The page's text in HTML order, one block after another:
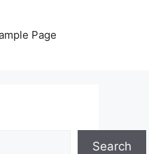
Page
Search